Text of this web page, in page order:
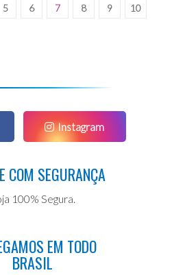
5 6 7 8 9 10
Instagram
COM SEGURANÇA
100% Segura.
EM TODO
BRASIL